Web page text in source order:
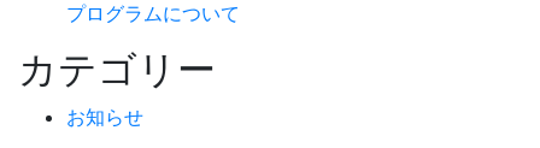
プログラムについて
カテゴリー
お知らせ